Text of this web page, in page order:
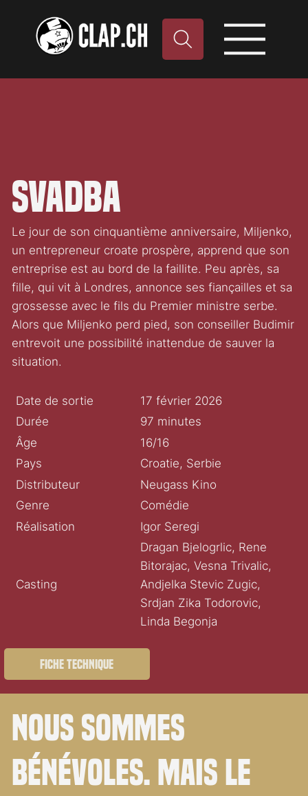
Svadba
Le jour de son cinquantième anniversaire, Miljenko,
un entrepreneur croate prospère, apprend que son
entreprise est au bord de la faillite. Peu après, sa
fille, qui vit à Londres, annonce ses fiançailles et sa
grossesse avec le fils du Premier ministre serbe.
Alors que Miljenko perd pied, son conseiller Budimir
entrevoit une possibilité inattendue de sauver la
situation.
Date de sortie
17 février 2026
Durée
97 minutes
Âge
16/16
Pays
Croatie, Serbie
Distributeur
Neugass Kino
Genre
Comédie
Réalisation
Igor Seregi
Casting
Dragan Bjelogrlic, Rene
Bitorajac, Vesna Trivalic,
Andjelka Stevic Zugic,
Srdjan Zika Todorovic,
Linda Begonja
Fiche technique
Nous sommes
bénévoles. Mais le